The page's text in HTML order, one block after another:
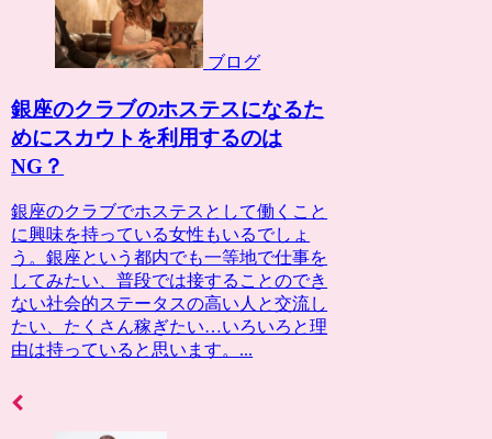
ブログ
銀座のクラブのホステスになるた
めにスカウトを利用するのは
NG？
銀座のクラブでホステスとして働くこと
に興味を持っている女性もいるでしょ
う。銀座という都内でも一等地で仕事を
してみたい、普段では接することのでき
ない社会的ステータスの高い人と交流し
たい、たくさん稼ぎたい…いろいろと理
由は持っていると思います。...